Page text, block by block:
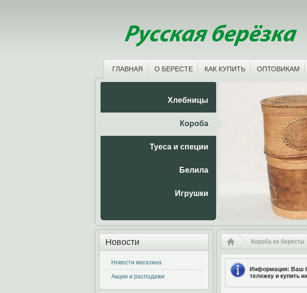
ГЛАВНАЯ О БЕРЕСТЕ КАК КУПИТЬ ОПТОВИКАМ
Хлебницы
Короба
Туеса и специи
Белила
Игрушки
Новости
Новости магазина
Акции и расподажи
Короба из бересты
Информация: Ваш
тележку и купить